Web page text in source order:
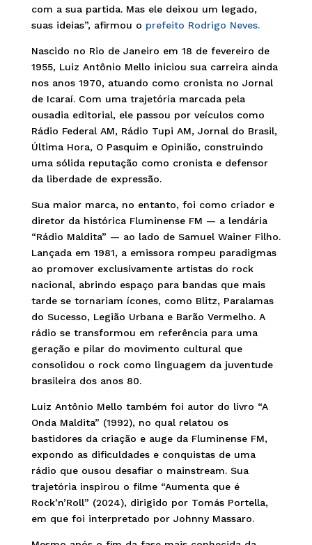
com a sua partida. Mas ele deixou um legado,
suas ideias”, afirmou o prefeito Rodrigo Neves.
Nascido no Rio de Janeiro em 18 de fevereiro de
1955, Luiz Antônio Mello iniciou sua carreira ainda
nos anos 1970, atuando como cronista no Jornal
de Icaraí. Com uma trajetória marcada pela
ousadia editorial, ele passou por veículos como
Rádio Federal AM, Rádio Tupi AM, Jornal do Brasil,
Última Hora, O Pasquim e Opinião, construindo
uma sólida reputação como cronista e defensor
da liberdade de expressão.
Sua maior marca, no entanto, foi como criador e
diretor da histórica Fluminense FM — a lendária
“Rádio Maldita” — ao lado de Samuel Wainer Filho.
Lançada em 1981, a emissora rompeu paradigmas
ao promover exclusivamente artistas do rock
nacional, abrindo espaço para bandas que mais
tarde se tornariam ícones, como Blitz, Paralamas
do Sucesso, Legião Urbana e Barão Vermelho. A
rádio se transformou em referência para uma
geração e pilar do movimento cultural que
consolidou o rock como linguagem da juventude
brasileira dos anos 80.
Luiz Antônio Mello também foi autor do livro “A
Onda Maldita” (1992), no qual relatou os
bastidores da criação e auge da Fluminense FM,
expondo as dificuldades e conquistas de uma
rádio que ousou desafiar o mainstream. Sua
trajetória inspirou o filme “Aumenta que é
Rock’n’Roll” (2024), dirigido por Tomás Portella,
em que foi interpretado por Johnny Massaro.